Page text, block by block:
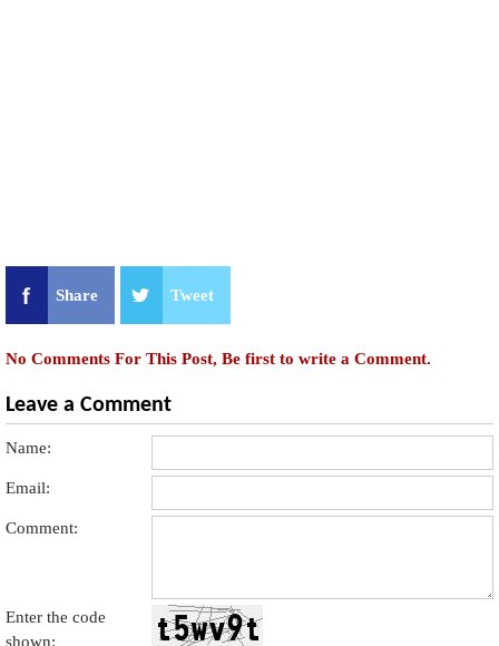
Share Tweet
No Comments For This Post, Be first to write a Comment.
Leave a Comment
Name:
Email:
Comment:
Enter the code
shown: